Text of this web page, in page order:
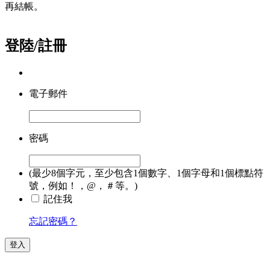
再結帳。
登陸/註冊
電子郵件
密碼
(最少8個字元，至少包含1個數字、1個字母和1個標點符
號，例如！，@，＃等。)
記住我
忘記密碼？
登入